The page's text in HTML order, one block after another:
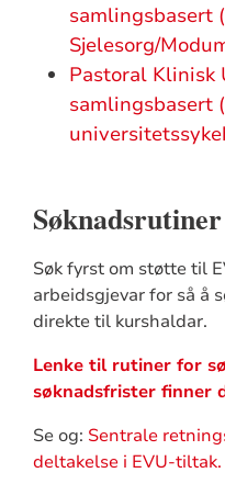
samlingsbasert
Sjelesorg/
Pastoral Klinisk
samlingsbasert
Søknadsrutiner
Søk fyrst om støtte til
arbeidsgjevar for så å
direkte til kurshaldar.
Lenke til rutiner for
søknadsfrister finner
Se og: Sentrale
deltakelse i EVU-tiltak.